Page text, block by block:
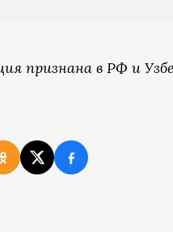
признана в РФ и